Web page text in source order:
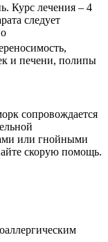
Курс лечения – 4
следует
и печени, полипы
сопровождается
или гнойными
скорую помощь.